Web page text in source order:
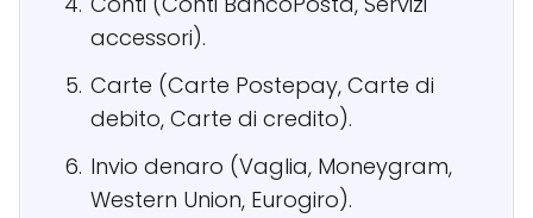
accessori).
Carte (Carte Postepay, Carte di
debito, Carte di credito).
Invio denaro (Vaglia, Moneygram,
Western Union, Eurogiro).